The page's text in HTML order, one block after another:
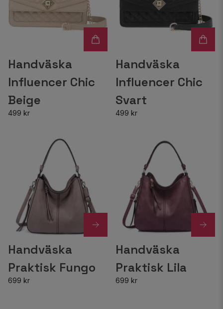
Handväska
Influencer Chic
Beige
499 kr
Handväska
Influencer Chic
Svart
499 kr
Handväska
Praktisk Fungo
699 kr
Handväska
Praktisk Lila
699 kr